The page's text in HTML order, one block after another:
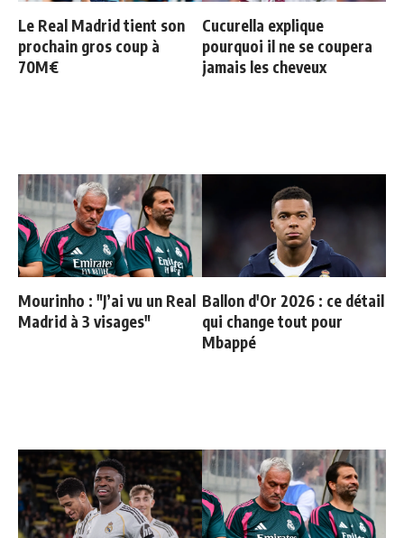
Le Real Madrid tient son
prochain gros coup à
70M€
Cucurella explique
pourquoi il ne se coupera
jamais les cheveux
Mourinho : "J’ai vu un Real
Madrid à 3 visages"
Ballon d'Or 2026 : ce détail
qui change tout pour
Mbappé